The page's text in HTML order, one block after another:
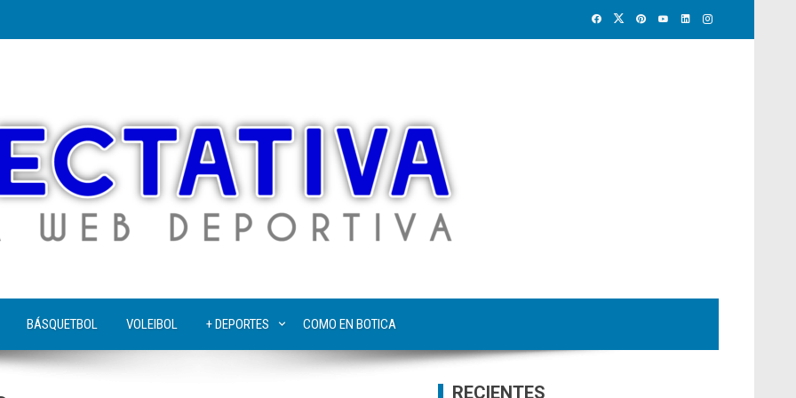
BÁSQUETBOL VOLEIBOL + DEPORTES COMO EN BOTICA
RECIENTES